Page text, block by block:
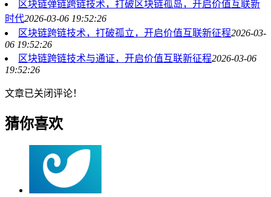
区块链弹链跨链技术，打破区块链孤岛，开启价值互联新
时代2026-03-06 19:52:26
区块链跨链技术，打破孤立，开启价值互联新征程2026-03-
06 19:52:26
区块链跨链技术与通证，开启价值互联新征程2026-03-06
19:52:26
文章已关闭评论！
猜你喜欢